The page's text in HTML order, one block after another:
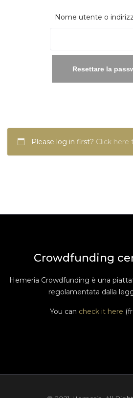
Nome utente o
Resettare la
Please log in first? Click here
Crowdfunding
Hemeria Crowdfunding è una
regolamentata dalla
You can check it here